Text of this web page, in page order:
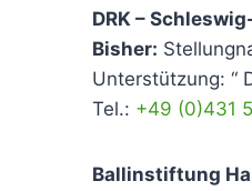
DRK –
Bisher:
Unterstützung: “
Tel.: +49 (0)431
Ballinstiftung